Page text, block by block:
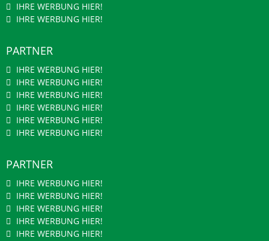
IHRE WERBUNG HIER!
IHRE WERBUNG HIER!
PARTNER
IHRE WERBUNG HIER!
IHRE WERBUNG HIER!
IHRE WERBUNG HIER!
IHRE WERBUNG HIER!
IHRE WERBUNG HIER!
IHRE WERBUNG HIER!
PARTNER
IHRE WERBUNG HIER!
IHRE WERBUNG HIER!
IHRE WERBUNG HIER!
IHRE WERBUNG HIER!
IHRE WERBUNG HIER!